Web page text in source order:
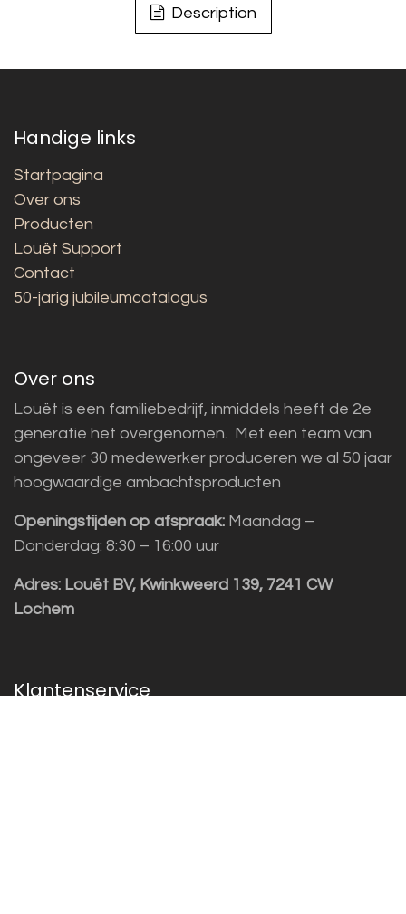
Description
Handige links
Startpagina
Over ons
Producten
Louët Support
Contact
50-jarig jubileumcatalogus
Over ons
Louët is een familiebedrijf, inmiddels heeft de 2e
generatie het overgenomen. Met een team van
ongeveer 30 medewerker produceren we al 50 jaar
hoogwaardige ambachtsproducten
Openingstijden op afspraak: Maandag –
Donderdag: 8:30 – 16:00 uur
Adres: Louët BV, Kwinkweerd 139, 7241 CW
Lochem
Klantenservice